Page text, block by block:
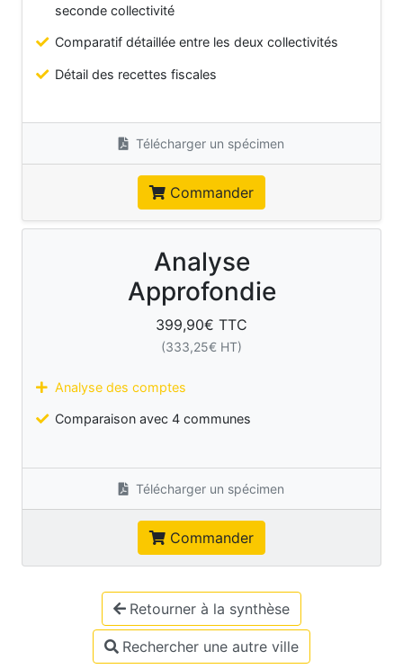
seconde collectivité
Comparatif détaillée entre les deux collectivités
Détail des recettes fiscales
Télécharger un spécimen
Commander
Analyse
Approfondie
399,90€ TTC
(333,25€ HT)
Analyse des comptes
Comparaison avec 4 communes
Télécharger un spécimen
Commander
Retourner à la synthèse
Rechercher une autre ville